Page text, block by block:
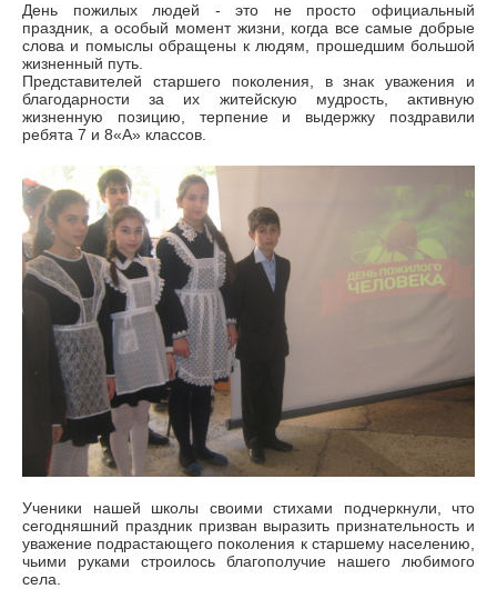
День пожилых людей - это не просто официальный
праздник, а особый момент жизни, когда все самые добрые
слова и помыслы обращены к людям, прошедшим большой
жизненный путь.
Представителей старшего поколения, в знак уважения и
благодарности за их житейскую мудрость, активную
жизненную позицию, терпение и выдержку поздравили
ребята 7 и 8«А» классов.
Ученики нашей школы своими стихами подчеркнули, что
сегодняшний праздник призван выразить признательность и
уважение подрастающего поколения к старшему населению,
чьими руками строилось благополучие нашего любимого
села.